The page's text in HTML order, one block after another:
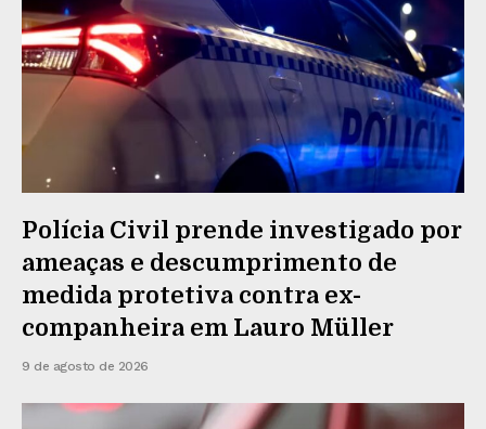
Polícia Civil prende investigado por
ameaças e descumprimento de
medida protetiva contra ex-
companheira em Lauro Müller
9 de agosto de 2026